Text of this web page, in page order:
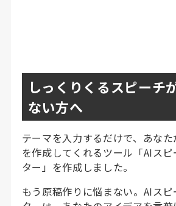
しっくりくるスピーチ
ない方へ
テーマを入力するだけで、あな
を作成してくれるツール「AIス
ター」を作成しました。
もう原稿作りに悩まない。AIス